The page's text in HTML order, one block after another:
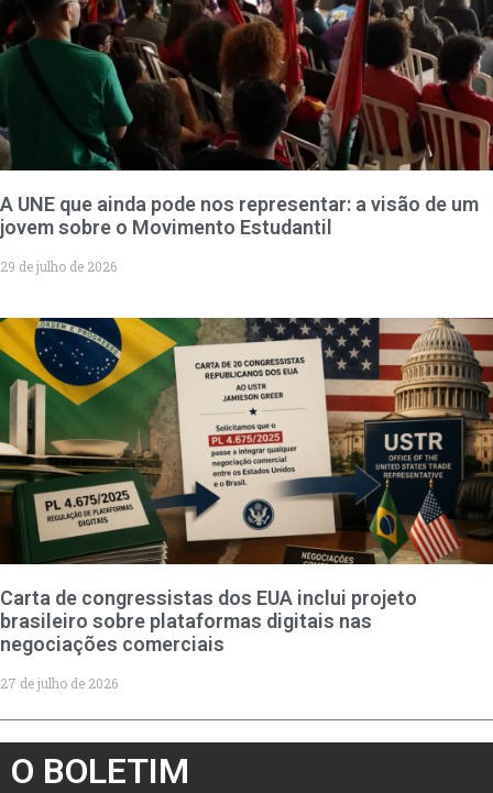
A UNE que ainda pode nos representar: a visão de um
jovem sobre o Movimento Estudantil
29 de julho de 2026
Carta de congressistas dos EUA inclui projeto
brasileiro sobre plataformas digitais nas
negociações comerciais
27 de julho de 2026
O BOLETIM